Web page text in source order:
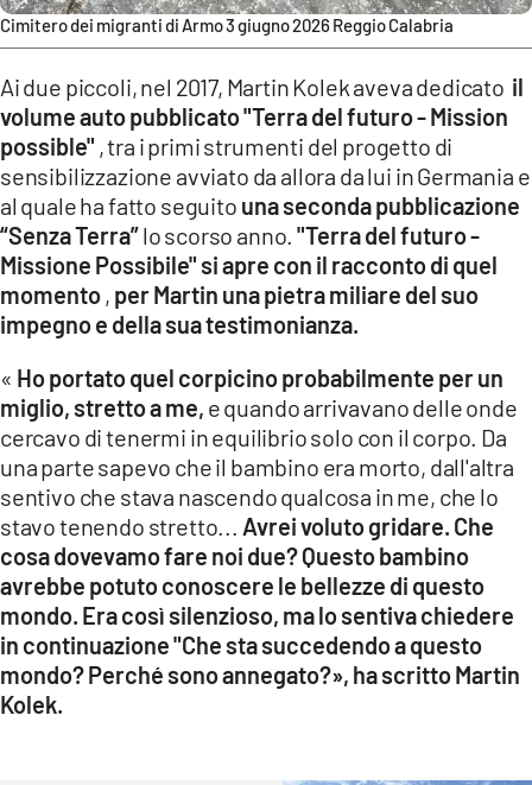
Cimitero dei migranti di Armo 3 giugno 2026 Reggio Calabria
Ai due piccoli, nel 2017, Martin Kolek aveva dedicato il
volume auto pubblicato "Terra del futuro - Mission
possible" , tra i primi strumenti del progetto di
sensibilizzazione avviato da allora da lui in Germania e
al quale ha fatto seguito una seconda pubblicazione
“Senza Terra”lo scorso anno."Terra del futuro -
Missione Possibile" si apre con il racconto di quel
momento , per Martin una pietra miliare del suo
impegno e della sua testimonianza.
« Ho portato quel corpicino probabilmente per un
miglio, stretto a me, e quando arrivavano delle onde
cercavo di tenermi in equilibrio solo con il corpo. Da
una parte sapevo che il bambino era morto, dall'altra
sentivo che stava nascendo qualcosa in me, che lo
stavo tenendo stretto... Avrei voluto gridare. Che
cosa dovevamo fare noi due? Questo bambino
avrebbe potuto conoscere le bellezze di questo
mondo. Era così silenzioso, ma lo sentiva chiedere
in continuazione "Che sta succedendo a questo
mondo? Perché sono annegato?», ha scritto Martin
Kolek.